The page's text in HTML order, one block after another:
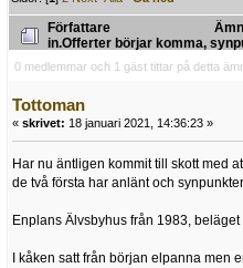
Författare
in.Offerter börjar komma,
0 medlemmar och 1 gäst tittar på detta
Tottoman
« skrivet: 18 januari 2021, 14:36:23 »
Har nu äntligen kommit till skott med
de två första har anlänt och
Enplans Älvsbyhus från 1983,
I kåken satt från början elpanna men